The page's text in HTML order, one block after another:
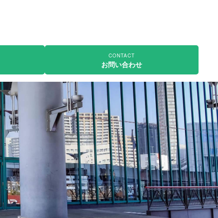
CONTACT
お問い合わせ